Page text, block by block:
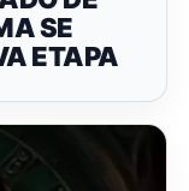
SE
ETAPA